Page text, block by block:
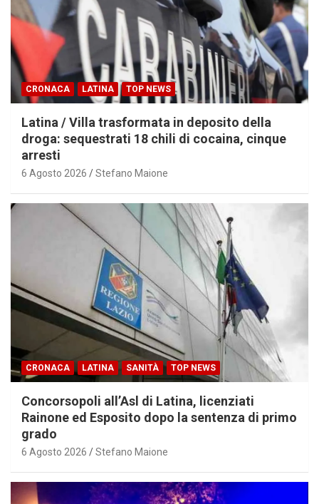
CRONACA LATINA TOP NEWS
Latina / Villa trasformata in deposito della
droga: sequestrati 18 chili di cocaina, cinque
arresti
6 Agosto 2026 Stefano Maione
CRONACA LATINA SANITÀ TOP NEWS
Concorsopoli all’Asl di Latina, licenziati
Rainone ed Esposito dopo la sentenza di primo
grado
6 Agosto 2026 Stefano Maione